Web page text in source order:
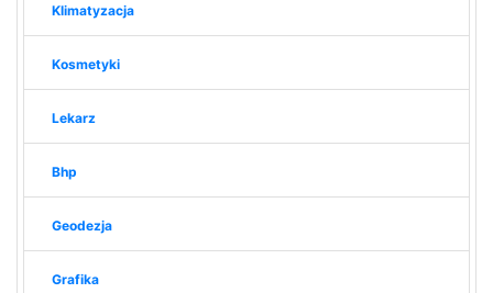
Klimatyzacja
Kosmetyki
Lekarz
Bhp
Geodezja
Grafika